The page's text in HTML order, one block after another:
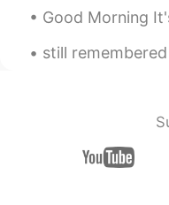
Good Morning It's incredibly beautiful
still remembered the first time i used